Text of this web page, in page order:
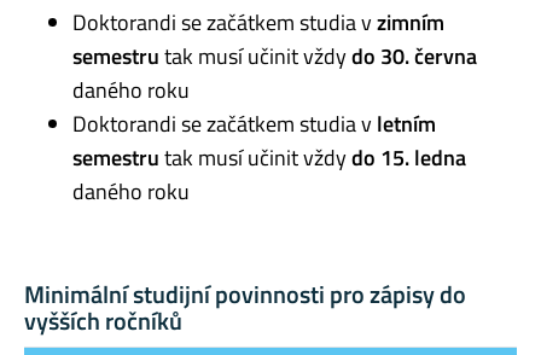
Doktorandi se začátkem studia vzimním
semestrutak musí učinit vždydo 30. června
daného roku
Doktorandi se začátkem studia v letním
semestrutak musí učinit vždydo 15. ledna
daného roku
Minimální studijní povinnosti pro zápisy do
vyšších ročníků